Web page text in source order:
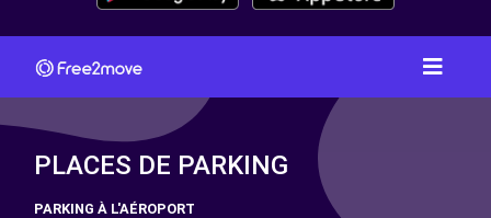
PLACES DE PARKING
PARKING À L'AÉROPORT